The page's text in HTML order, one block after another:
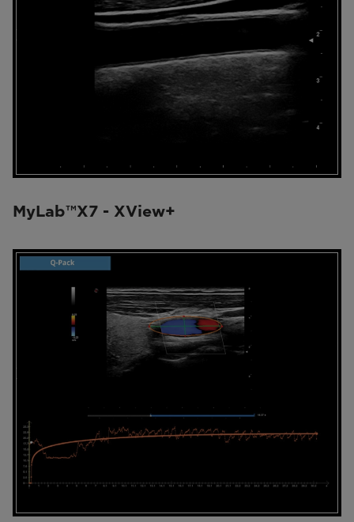
MyLab™X7 - XView+